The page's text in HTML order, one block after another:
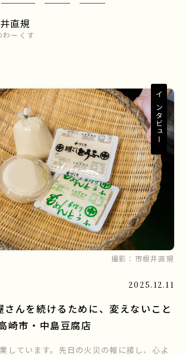
直規
わーくす
撮影： 市根井直規
インタビュー
2025.12.11
さんを続けるために、変えないこと
崎市・中島豆腐店
しています。先日の火災の報に接し、心よ